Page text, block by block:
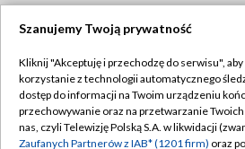
TVP
Abonament TVP
Emisja w TVP
Regulamin
Polityka
Szanujemy Twoją prywatność
Kliknij "Akceptuję i przechodzę do serwisu",
korzystanie z technologii automatycznego
dostęp do informacji na Twoim urządzeniu
przechowywanie oraz na przetwarzanie
nas, czyli Telewizję Polską S.A. w likwidacji
Zaufanych Partnerów z IAB* (1201 firm) oraz